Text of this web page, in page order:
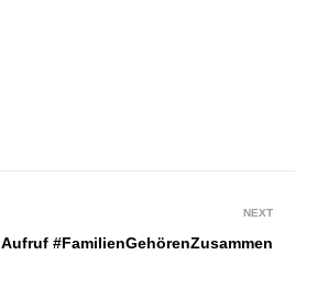
NEXT
Aufruf #FamilienGehörenZusammen